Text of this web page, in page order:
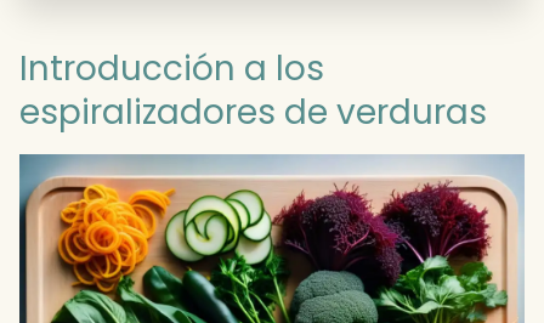
Introducción a los
espiralizadores de verduras